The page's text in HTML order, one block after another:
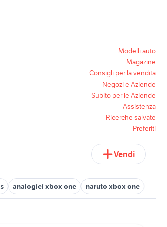
Modelli auto
Magazine
Consigli per la vendita
Negozi e Aziende
Subito per le Aziende
Assistenza
Ricerche salvate
Preferiti
Vendi
analogici xbox one naruto xbox one